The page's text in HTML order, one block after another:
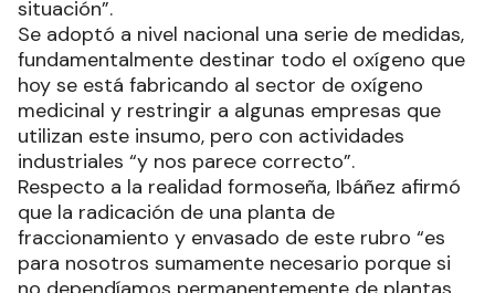
situación”.
Se adoptó a nivel nacional una serie de medidas,
fundamentalmente destinar todo el oxígeno que
hoy se está fabricando al sector de oxígeno
medicinal y restringir a algunas empresas que
utilizan este insumo, pero con actividades
industriales “y nos parece correcto”.
Respecto a la realidad formoseña, Ibáñez afirmó
que la radicación de una planta de
fraccionamiento y envasado de este rubro “es
para nosotros sumamente necesario porque si